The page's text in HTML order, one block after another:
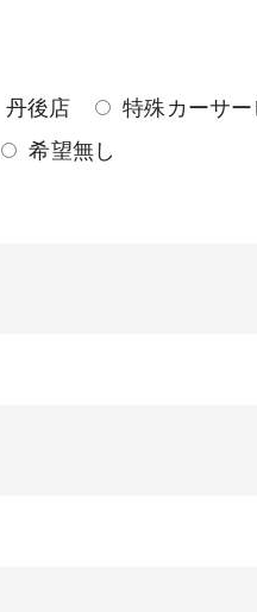
丹後店 特殊カーサ
希望無し